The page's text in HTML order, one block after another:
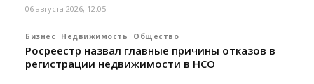
06 августа 2026, 12:05
Бизнес Недвижимость Общество
Росреестр назвал главные причины отказов в
регистрации недвижимости в НСО